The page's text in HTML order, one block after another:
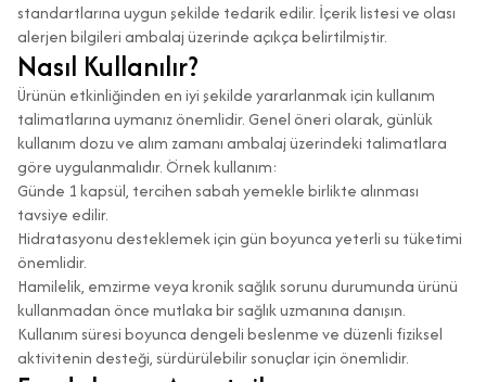
standartlarına uygun şekilde tedarik edilir. İçerik listesi ve olası
alerjen bilgileri ambalaj üzerinde açıkça belirtilmiştir.
Nasıl Kullanılır?
Ürünün etkinliğinden en iyi şekilde yararlanmak için kullanım
talimatlarına uymanız önemlidir. Genel öneri olarak, günlük
kullanım dozu ve alım zamanı ambalaj üzerindeki talimatlara
göre uygulanmalıdır. Örnek kullanım:
Günde 1 kapsül, tercihen sabah yemekle birlikte alınması
tavsiye edilir.
Hidratasyonu desteklemek için gün boyunca yeterli su tüketimi
önemlidir.
Hamilelik, emzirme veya kronik sağlık sorunu durumunda ürünü
kullanmadan önce mutlaka bir sağlık uzmanına danışın.
Kullanım süresi boyunca dengeli beslenme ve düzenli fiziksel
aktivitenin desteği, sürdürülebilir sonuçlar için önemlidir.